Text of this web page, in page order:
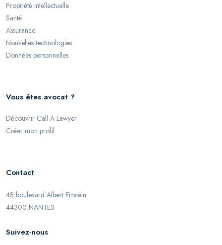
Propriété intellectuelle
Santé
Assurance
Nouvelles technologies
Données personnelles
Vous êtes avocat ?
Découvrir Call A Lawyer
Créer mon profil
Contact
48 boulevard Albert Einstein
44300 NANTES
Suivez-nous